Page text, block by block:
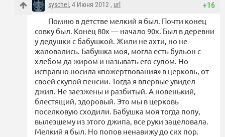
+16
syschel , 4 Июня 2012 , url
Помню в детстве мелкий я был. Почти конец
совку был. Конец 80х — начало 90х. Был в деревни
у дедушки с бабушкой. Жили не ахти, но не
жаловались. Бабушка моя, могла есть бульон с
хлебом да жиром и называть его супом. Но
исправно носила «пожертвования» в церковь, от
своей скупой пенсии. Тогда я впервые увидел
джип. Не заезжены и разбитый. А новенький,
блестящий, здоровый. Это мы в церковь
поселковую сходили. Бабушка моя тогда попу,
вылезшему из этого джипа, все руки зацеловала.
Мелкий я был. Но попов ненавижу до сих пор.